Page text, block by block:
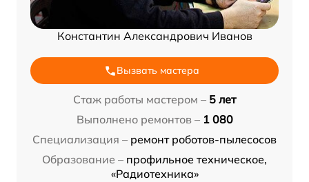
Константин Александрович Иванов
Вызвать мастера
Стаж работы мастером – 5 лет
Выполнено ремонтов – 1 080
Специализация – ремонт роботов-пылесосов
Образование – профильное техническое,
«Радиотехника»